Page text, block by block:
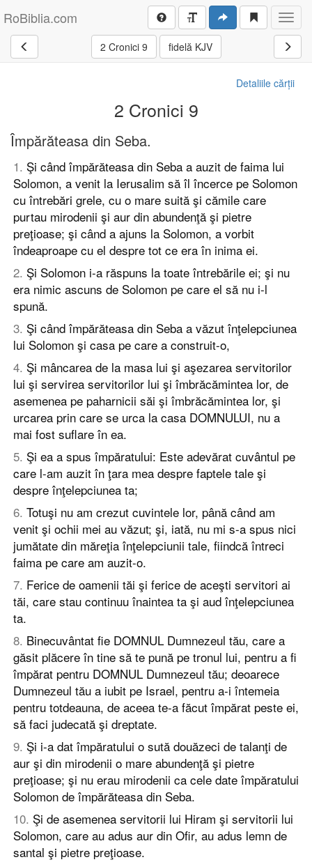
RoBiblia.com
2 Cronici 9 fidelă KJV
Detaliile cărții
2 Cronici 9
Împărăteasa din Seba.
1. Şi când împărăteasa din Seba a auzit de faima lui
Solomon, a venit la Ierusalim să îl încerce pe Solomon
cu întrebări grele, cu o mare suită şi cămile care
purtau mirodenii şi aur din abundenţă şi pietre
preţioase; şi când a ajuns la Solomon, a vorbit
îndeaproape cu el despre tot ce era în inima ei.
2. Şi Solomon i-a răspuns la toate întrebările ei; şi nu
era nimic ascuns de Solomon pe care el să nu i-l
spună.
3. Şi când împărăteasa din Seba a văzut înţelepciunea
lui Solomon şi casa pe care a construit-o,
4. Şi mâncarea de la masa lui şi aşezarea servitorilor
lui şi servirea servitorilor lui şi îmbrăcămintea lor, de
asemenea pe paharnicii săi şi îmbrăcămintea lor, şi
urcarea prin care se urca la casa DOMNULUI, nu a
mai fost suflare în ea.
5. Şi ea a spus împăratului: Este adevărat cuvântul pe
care l-am auzit în ţara mea despre faptele tale şi
despre înţelepciunea ta;
6. Totuşi nu am crezut cuvintele lor, până când am
venit şi ochii mei au văzut; şi, iată, nu mi s-a spus nici
jumătate din măreţia înţelepciunii tale, fiindcă întreci
faima pe care am auzit-o.
7. Ferice de oamenii tăi şi ferice de aceşti servitori ai
tăi, care stau continuu înaintea ta şi aud înţelepciunea
ta.
8. Binecuvântat fie DOMNUL Dumnezeul tău, care a
găsit plăcere în tine să te pună pe tronul lui, pentru a fi
împărat pentru DOMNUL Dumnezeul tău; deoarece
Dumnezeul tău a iubit pe Israel, pentru a-i întemeia
pentru totdeauna, de aceea te-a făcut împărat peste ei,
să faci judecată şi dreptate.
9. Şi i-a dat împăratului o sută douăzeci de talanţi de
aur şi din mirodenii o mare abundenţă şi pietre
preţioase; şi nu erau mirodenii ca cele date împăratului
Solomon de împărăteasa din Seba.
10. Şi de asemenea servitorii lui Hiram şi servitorii lui
Solomon, care au adus aur din Ofir, au adus lemn de
santal şi pietre preţioase.